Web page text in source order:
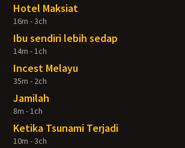
Hotel Maksiat
16m - 3ch
Ibu sendiri lebih sedap
14m - 1ch
Incest Melayu
35m - 2ch
Jamilah
8m - 1ch
Ketika Tsunami Terjadi
10m - 3ch